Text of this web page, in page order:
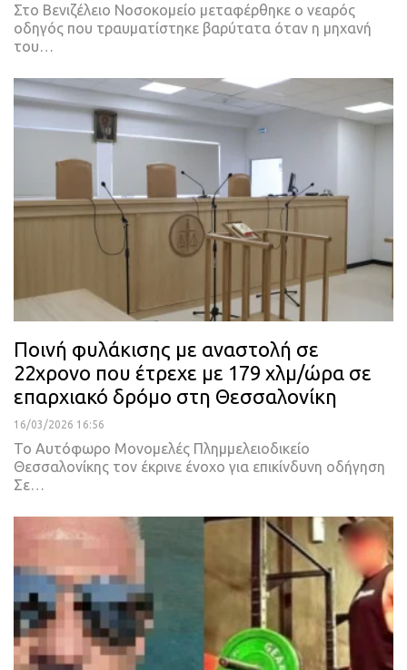
Στο Βενιζέλειο Νοσοκομείο μεταφέρθηκε ο νεαρός
οδηγός που τραυματίστηκε βαρύτατα όταν η μηχανή
του…
Ποινή φυλάκισης με αναστολή σε
22χρονο που έτρεχε με 179 χλμ/ώρα σε
επαρχιακό δρόμο στη Θεσσαλονίκη
16/03/2026 16:56
Το Αυτόφωρο Μονομελές Πλημμελειοδικείο
Θεσσαλονίκης τον έκρινε ένοχο για επικίνδυνη οδήγηση
Σε…